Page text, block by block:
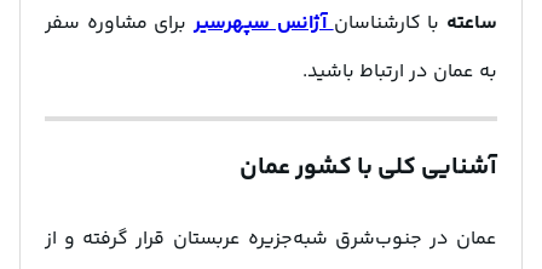
ساعته با کارشناسانآژانس سپهرسیربرای مشاوره سفر
به عمان در ارتباط باشید.
آشنایی کلی با کشور عمان
عمان در جنوب‌شرق شبه‌جزیره عربستان قرار گرفته و از